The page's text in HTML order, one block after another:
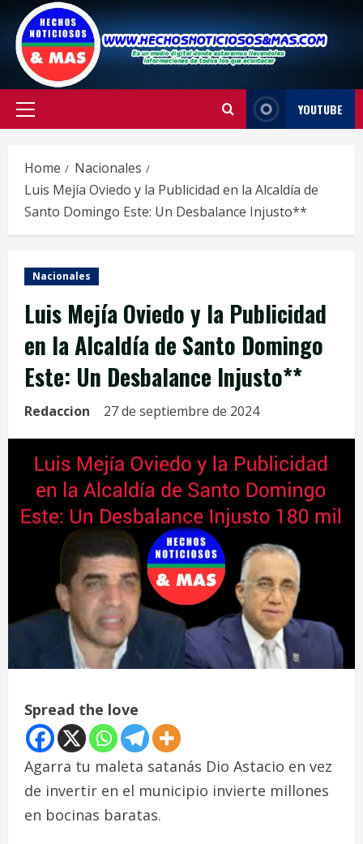
content
Primary
YOUTUBE
Home
Nacionales
Luis Mejía Oviedo y la Publicidad en la Alcaldía de
Santo Domingo Este: Un Desbalance Injusto**
Nacionales
Luis Mejía Oviedo y la Publicidad
en la Alcaldía de Santo Domingo
Este: Un Desbalance Injusto**
Redaccion 27 de septiembre de 2024
Spread the love
Agarra tu maleta satanás Dio Astacio en vez
de invertir en el municipio invierte millones
en bocinas baratas.